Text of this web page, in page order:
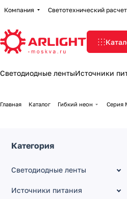
Компания Светотехнический расчет
Светодиодные лентыИсточники
Главная Каталог Гибкий неон Серия
Категория
Светодиодные ленты
Источники питания